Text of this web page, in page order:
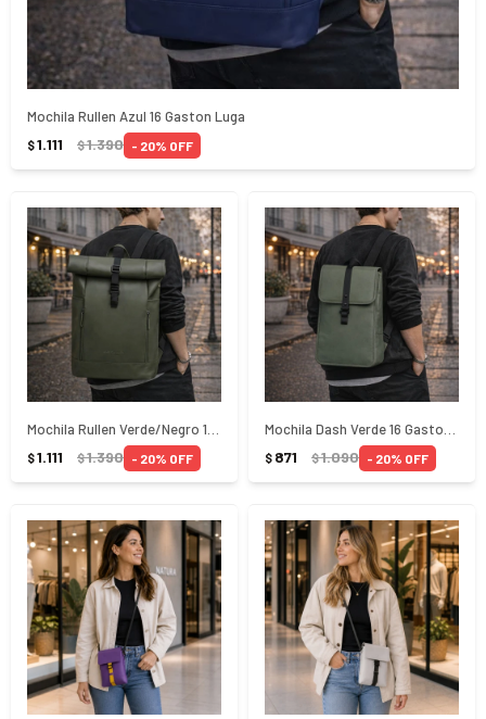
Mochila Rullen Azul 16 Gaston Luga
$1.111 $1.390 20
$1.111 $1.390 20 $ 871 $1.090 20